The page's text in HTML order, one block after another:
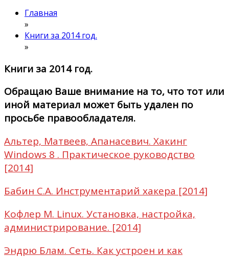
Главная
»
Книги за 2014 год.
»
Книги за 2014 год.
Обращаю Ваше внимание на то, что тот или
иной материал может быть удален по
просьбе правообладателя.
Альтер, Матвеев, Апанасевич. Хакинг
Windows 8 . Практическое руководство
[2014]
Бабин С.А. Инструментарий хакера [2014]
Кофлер М. Linux. Установка, настройка,
администрирование. [2014]
Эндрю Блам. Сеть. Как устроен и как